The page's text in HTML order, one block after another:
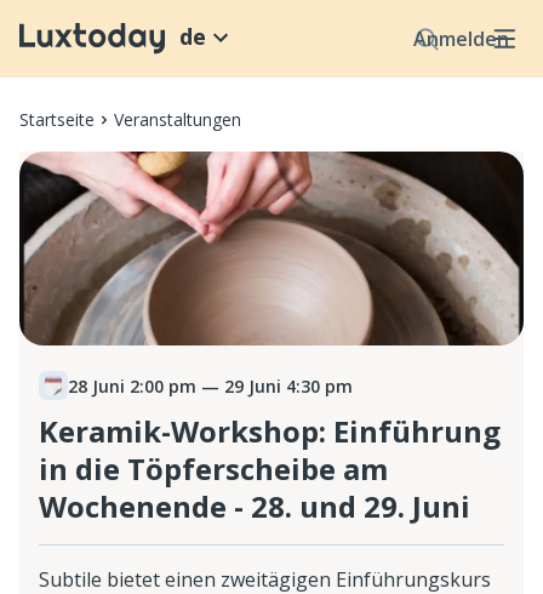
Anmelden
de
Startseite Veranstaltungen
28 Juni 2:00 pm — 29 Juni 4:30 pm
Keramik-Workshop: Einführung
in die Töpferscheibe am
Wochenende - 28. und 29. Juni
Subtile bietet einen zweitägigen Einführungskurs